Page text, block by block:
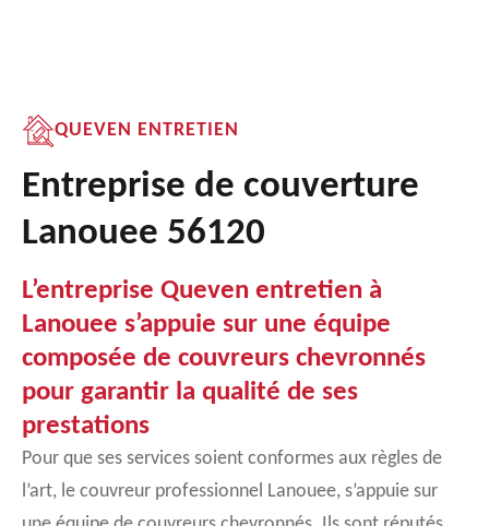
QUEVEN ENTRETIEN
Entreprise de couverture
Lanouee 56120
L’entreprise Queven entretien à
Lanouee s’appuie sur une équipe
composée de couvreurs chevronnés
pour garantir la qualité de ses
prestations
Pour que ses services soient conformes aux règles de
l’art, le couvreur professionnel Lanouee, s’appuie sur